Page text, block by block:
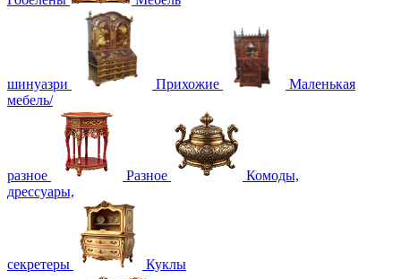
шинуазри Прихожие
Маленькая
мебель/
разное Разное
Комоды,
дрессуары,
секретеры Куклы